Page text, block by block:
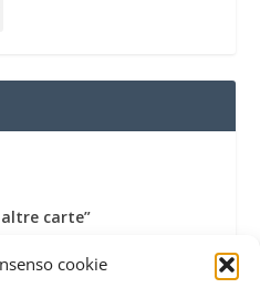
cookie
carte”